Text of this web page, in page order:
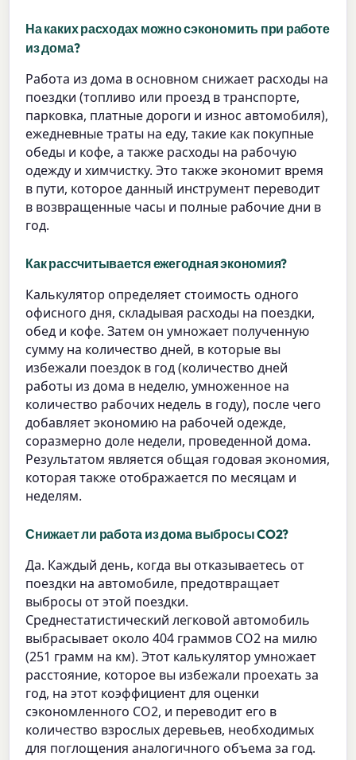
На каких расходах можно сэкономить при работе
из дома?
Работа из дома в основном снижает расходы на
поездки (топливо или проезд в транспорте,
парковка, платные дороги и износ автомобиля),
ежедневные траты на еду, такие как покупные
обеды и кофе, а также расходы на рабочую
одежду и химчистку. Это также экономит время
в пути, которое данный инструмент переводит
в возвращенные часы и полные рабочие дни в
год.
Как рассчитывается ежегодная экономия?
Калькулятор определяет стоимость одного
офисного дня, складывая расходы на поездки,
обед и кофе. Затем он умножает полученную
сумму на количество дней, в которые вы
избежали поездок в год (количество дней
работы из дома в неделю, умноженное на
количество рабочих недель в году), после чего
добавляет экономию на рабочей одежде,
соразмерно доле недели, проведенной дома.
Результатом является общая годовая экономия,
которая также отображается по месяцам и
неделям.
Снижает ли работа из дома выбросы CO2?
Да. Каждый день, когда вы отказываетесь от
поездки на автомобиле, предотвращает
выбросы от этой поездки.
Среднестатистический легковой автомобиль
выбрасывает около 404 граммов CO2 на милю
(251 грамм на км). Этот калькулятор умножает
расстояние, которое вы избежали проехать за
год, на этот коэффициент для оценки
сэкономленного CO2, и переводит его в
количество взрослых деревьев, необходимых
для поглощения аналогичного объема за год.